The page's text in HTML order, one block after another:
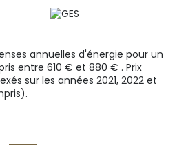
annuelles d'énergie pour un
entre 610 € et 880 € . Prix
sur les années 2021, 2022 et